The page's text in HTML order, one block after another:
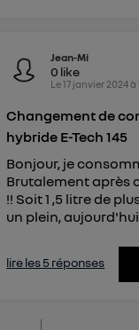
Jean-Mi
0 like
Le17 janvier 2024à
Changement de
hybride E-Tech 145
Bonjour, je
Brutalement après
!! Soit 1 ,5 litre de
un plein,
lire les 5 réponses